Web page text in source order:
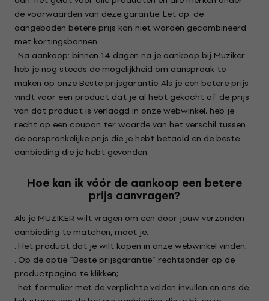
de voorwaarden van deze garantie. Let op: de
aangeboden betere prijs kan niet worden gecombineerd
met kortingsbonnen.
. Na aankoop: binnen 14 dagen na je aankoop bij Muziker
heb je nog steeds de mogelijkheid om aanspraak te
maken op onze Beste prijsgarantie. Als je een betere prijs
vindt voor een product dat je al hebt gekocht of de prijs
van dat product is verlaagd in onze webwinkel, heb je
recht op een coupon ter waarde van het verschil tussen
de oorspronkelijke prijs die je hebt betaald en de beste
aanbieding die je hebt gevonden.
Hoe kan ik vóór de aankoop een betere
prijs aanvragen?
Als je MUZIKER wilt vragen om een door jouw verzonden
aanbieding te matchen, moet je:
. Het product dat je wilt kopen in onze webwinkel vinden;
. Op de optie “Beste prijsgarantie” rechtsonder op de
productpagina te klikken;
. het formulier met de verplichte velden invullen en ons de